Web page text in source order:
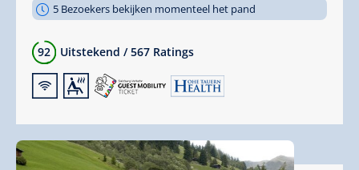
5 Bezoekers bekijken momenteel het pand
92 Uitstekend / 567 Ratings
🜉🗔